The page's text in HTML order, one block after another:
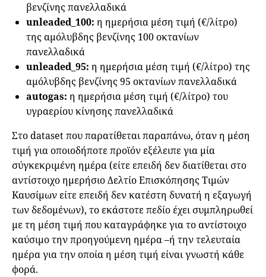
βενζίνης πανελλαδικά
unleaded_100: η ημερήσια μέση τιμή (€/λίτρο)
της αμόλυβδης βενζίνης 100 οκτανίων
πανελλαδικά
unleaded_95: η ημερήσια μέση τιμή (€/λίτρο) της
αμόλυβδης βενζίνης 95 οκτανίων πανελλαδικά
autogas: η ημερήσια μέση τιμή (€/λίτρο) του
υγραερίου κίνησης πανελλαδικά
Στο dataset που παρατίθεται παραπάνω, όταν η μέση
τιμή για οποιοδήποτε προϊόν εξέλειπε για μία
σύγκεκριμένη ημέρα (είτε επειδή δεν διατίθεται στο
αντίστοιχο ημερήσιο Δελτίο Επισκόπησης Τιμών
Καυσίμων είτε επειδή δεν κατέστη δυνατή η εξαγωγή
των δεδομένων), το εκάστοτε πεδίο έχει συμπληρωθεί
με τη μέση τιμή που καταγράφηκε για το αντίστοιχο
καύσιμο την προηγούμενη ημέρα –ή την τελευταία
ημέρα για την οποία η μέση τιμή είναι γνωστή κάθε
φορά.